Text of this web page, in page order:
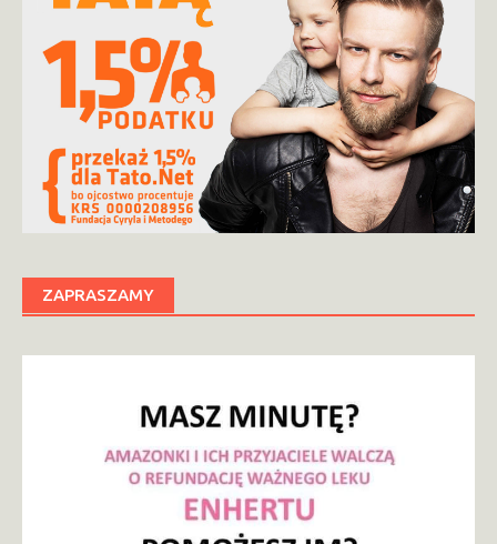
ZAPRASZAMY